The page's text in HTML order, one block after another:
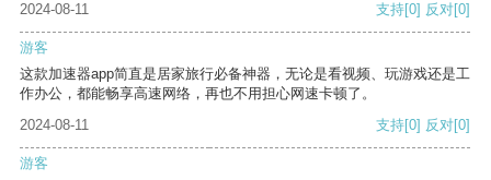
2024-08-11
支持[0] 反对[0]
游客
这款加速器app简直是居家旅行必备神器，无论是看视频、玩游戏还是工
作办公，都能畅享高速网络，再也不用担心网速卡顿了。
2024-08-11
支持[0] 反对[0]
游客